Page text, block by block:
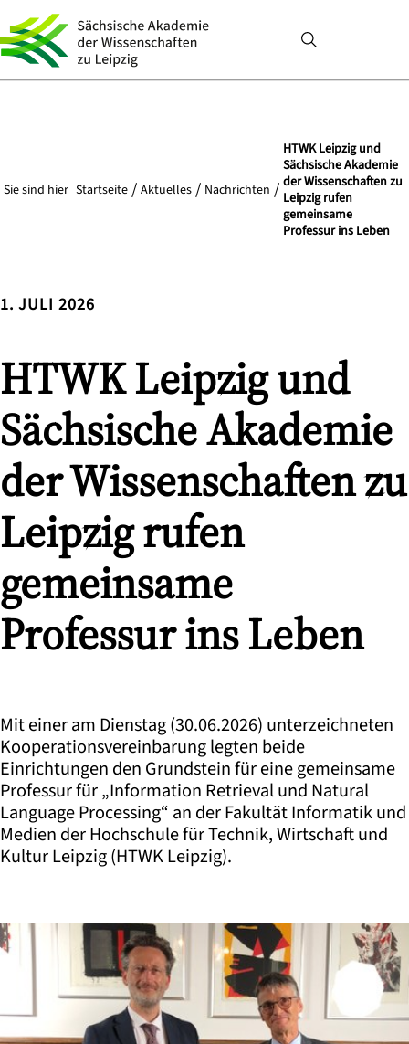
Sie sind hier Startseite Aktuelles Nachrichten
HTWK Leipzig und
Sächsische Akademie
der Wissenschaften zu
Leipzig rufen
gemeinsame
Professur ins Leben
1. JULI 2026
HTWK Leipzig und
Sächsische Akademie
der Wissenschaften zu
Leipzig rufen
gemeinsame
Professur ins Leben
Mit einer am Dienstag (30.06.2026) unterzeichneten
Kooperationsvereinbarung legten beide
Einrichtungen den Grundstein für eine gemeinsame
Professur für „Information Retrieval und Natural
Language Processing“ an der Fakultät Informatik und
Medien der Hochschule für Technik, Wirtschaft und
Kultur Leipzig (HTWK Leipzig).